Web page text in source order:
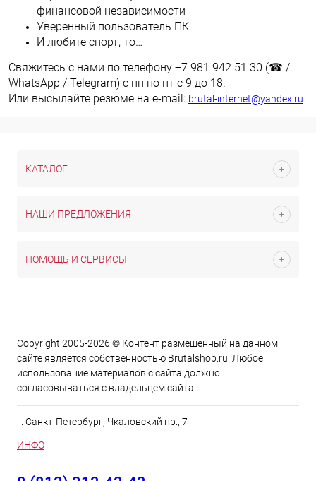
финансовой независимости
Уверенный пользователь ПК
И любите спорт, то…
Свяжитесь с нами по телефону +7 981 942 51 30 (☎ /
WhatsApp / Telegram) с пн по пт с 9 до 18.
Или высылайте резюме на e-mail: brutal-internet@yandex.ru
КАТАЛОГ
НАШИ ПРЕДЛОЖЕНИЯ
ПОМОЩЬ И СЕРВИСЫ
Copyright 2005-2026 © Контент размещенный на данном
сайте является cобственностью Brutalshop.ru. Любое
использование материалов с сайта должно
согласовываться с владельцем сайта.
г. Санкт-Петербург, Чкаловский пр., 7
ИНФО